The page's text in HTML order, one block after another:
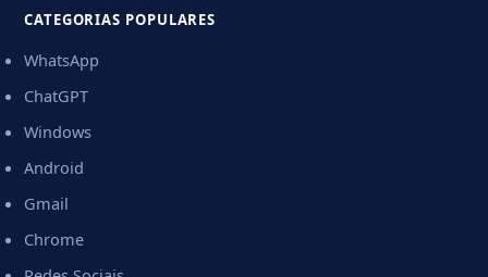
CATEGORIAS POPULARES
WhatsApp
ChatGPT
Windows
Android
Gmail
Chrome